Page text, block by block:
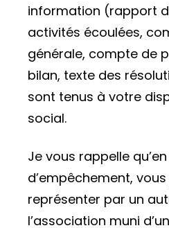
information (rapport
activités écoulées,
générale, compte de
bilan, texte des
sont tenus à votre
social.
Je vous rappelle
d’empêchement,
représenter par un
l’association muni